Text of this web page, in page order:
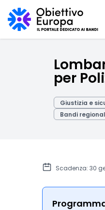
per
Giustizia e
Bandi
Scadenza: 30